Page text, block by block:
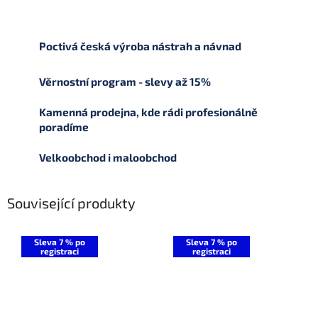
Poctivá česká výroba nástrah a návnad
Věrnostní program - slevy až 15%
Kamenná prodejna, kde rádi profesionálně
poradíme
Velkoobchod i maloobchod
Související produkty
Sleva 7 % po
registraci
Sleva 7 % po
registraci